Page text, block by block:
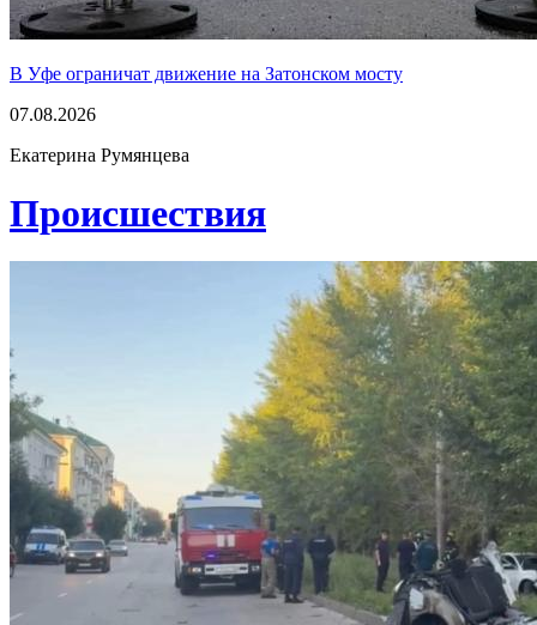
В Уфе ограничат движение на Затонском мосту
07.08.2026
Екатерина Румянцева
Проиcшествия